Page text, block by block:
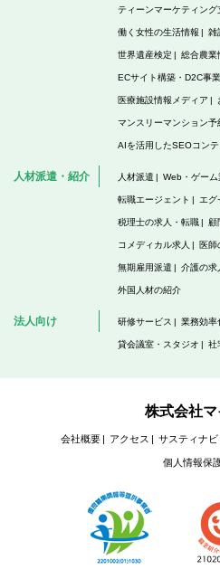
ティーンマーケティング
働く女性の生活情報 雑
世界遺産検定 総合農業
ECサイト構築・D2C事
医療施設情報メディア
マンスリーマンション予
AIを活用したSEOコン
人材派遣・紹介 人材派遣 Web・ゲー
転職エージェント エグ
税理士の求人・転職 顧
コメディカル求人 医師
無期雇用派遣 介護の求
外国人材の紹介
法人向け 研修サービス 業務効率
貸会議室・スタジオ 社
株式会社
会社概要 アクセス サスティナビ
個人情報保